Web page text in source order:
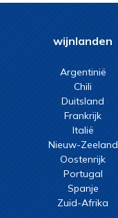
wijnlanden
Argentinië
Chili
Duitsland
Frankrijk
Italië
Nieuw-Zeeland
Oostenrijk
Portugal
Spanje
Zuid-Afrika